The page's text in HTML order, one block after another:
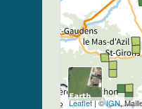
Leaflet| ©IGN,